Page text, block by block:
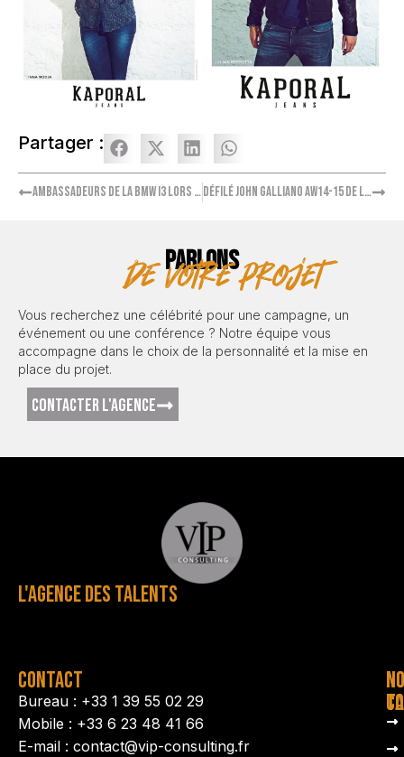
Partager :
Ambassadeurs de la BMW i3 lors de la soirée Electric Night Défilé John Galliano AW14-15 de la Fashion Week 2015
PARLONS
de votre projet
Vous recherchez une célébrité pour une campagne, un
événement ou une conférence ? Notre équipe vous
accompagne dans le choix de la personnalité et la mise en
place du projet.
CONTACTER L'AGENCE
L'AGENCE DES TALENTS
CONTACT
Bureau : +33 1 39 55 02 29
Mobile : +33 6 23 48 41 66
E-mail : contact@vip-consulting.fr